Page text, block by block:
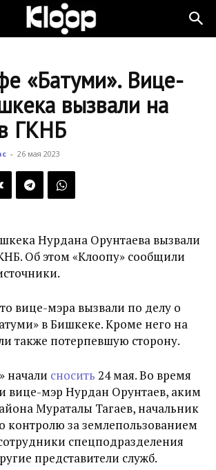
«Батуми». Вице-
вызвали на
ГКНБ
- 26 мая 2023
Нурдана Орунтаева вызвали
Об этом «Клоопу» сообщили
вице-мэра вызвали по делу о
в Бишкеке. Кроме него на
также потерпевшую сторону.
начали сносить 24 мая. Во время
вице-мэр Нурдан Орунтаев, аким
Мураталы Тагаев, начальник
контролю за землепользованием
спецподразделения
представители служб.